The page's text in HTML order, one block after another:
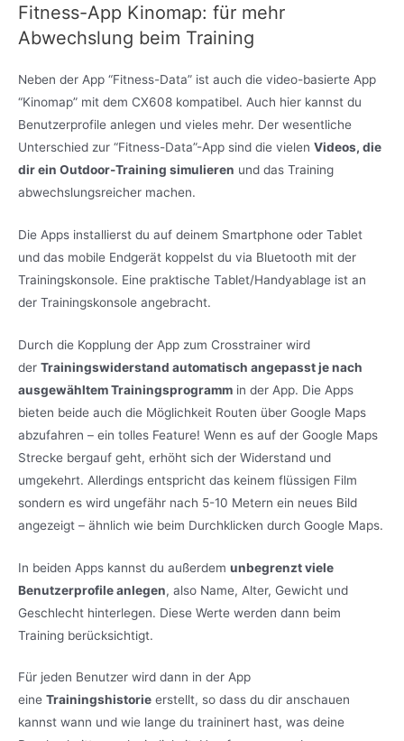
Fitness-App Kinomap: für mehr
Abwechslung beim Training
Neben der App “Fitness-Data” ist auch die video-basierte App
“Kinomap” mit dem CX608 kompatibel. Auch hier kannst du
Benutzerprofile anlegen und vieles mehr. Der wesentliche
Unterschied zur “Fitness-Data”-App sind die vielen Videos, die
dir ein Outdoor-Training simulieren und das Training
abwechslungsreicher machen.
Die Apps installierst du auf deinem Smartphone oder Tablet
und das mobile Endgerät koppelst du via Bluetooth mit der
Trainingskonsole. Eine praktische Tablet/Handyablage ist an
der Trainingskonsole angebracht.
Durch die Kopplung der App zum Crosstrainer wird
der Trainingswiderstand automatisch angepasst je nach
ausgewähltem Trainingsprogramm in der App. Die Apps
bieten beide auch die Möglichkeit Routen über Google Maps
abzufahren – ein tolles Feature! Wenn es auf der Google Maps
Strecke bergauf geht, erhöht sich der Widerstand und
umgekehrt. Allerdings entspricht das keinem flüssigen Film
sondern es wird ungefähr nach 5-10 Metern ein neues Bild
angezeigt – ähnlich wie beim Durchklicken durch Google Maps.
In beiden Apps kannst du außerdem unbegrenzt viele
Benutzerprofile anlegen, also Name, Alter, Gewicht und
Geschlecht hinterlegen. Diese Werte werden dann beim
Training berücksichtigt.
Für jeden Benutzer wird dann in der App
eine Trainingshistorie erstellt, so dass du dir anschauen
kannst wann und wie lange du traininert hast, was deine